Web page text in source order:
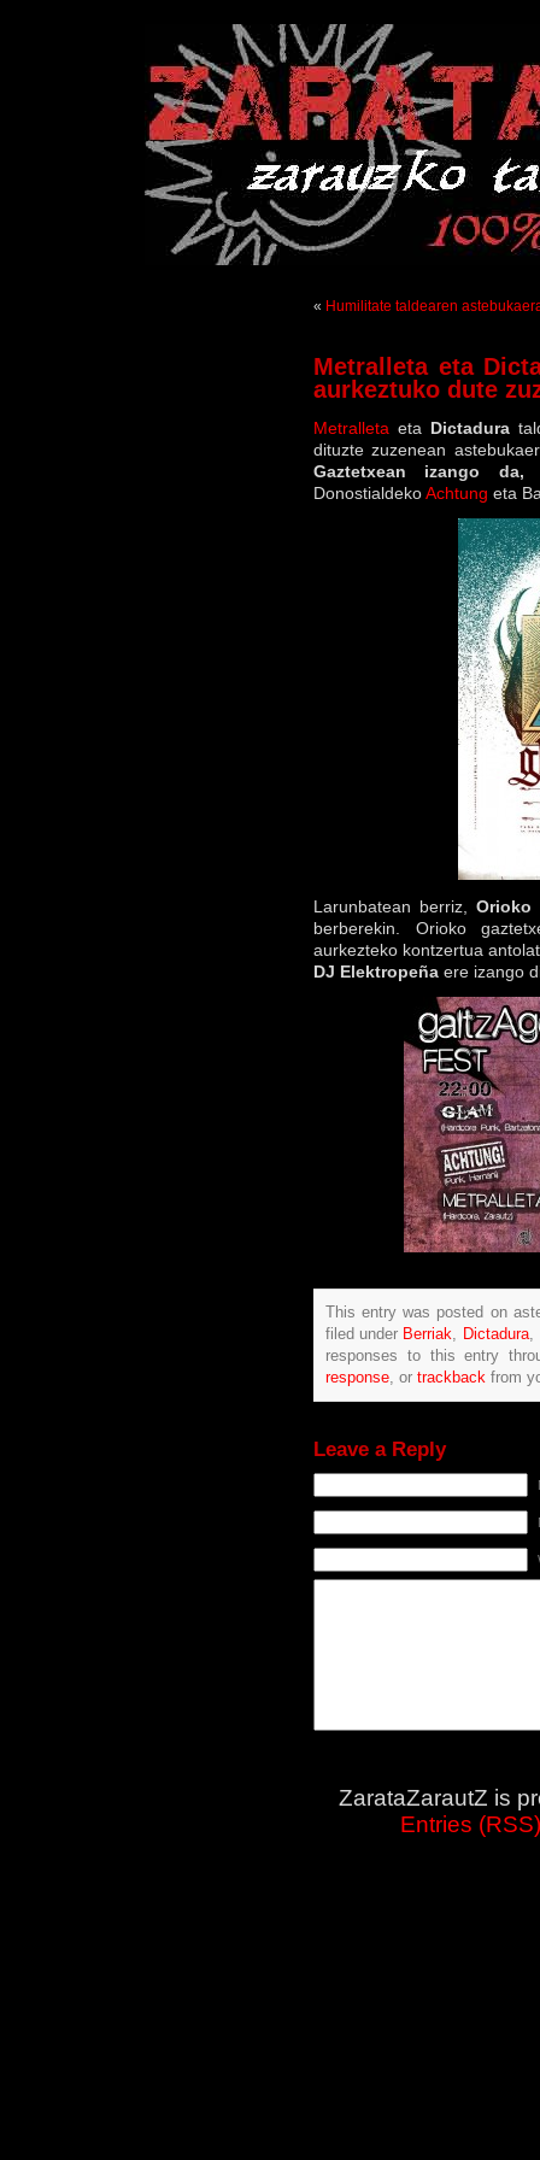
« Humilitate taldearen
Metralleta eta
aurkeztuko dute
Metralleta eta Dictadura
dituzte zuzenean
Gaztetxean izango da,
DonostialdekoAchtung eta
Larunbatean berriz,Orioko
berberekin. Orioko
aurkezteko kontzertua
DJ Elektropeña ere izango
This entry was posted on
filed under Berriak, Dictadura,
responses to this entry
response, or trackback from
Leave a Reply
ZarataZarautZ is
Entries (RSS)